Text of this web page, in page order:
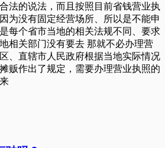
法的说法，而且按照目前省钱营业执
为没有固定经营场所、所以是不能申
每个省市当地的相关法规不同、要求
相关部门没有要去 那就不必办理营
、直辖市人民政府根据当地实际情况
贩作出了规定，需要办理营业执照的